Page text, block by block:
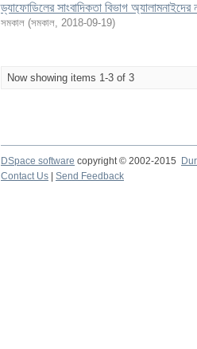
ড্যাফোডিলের সাংবাদিকতা বিভাগ
সমকাল (সমকাল, 2018-09-19)
Now showing items 1-3 of 3
DSpace software copyright © 2002-2015
Contact Us
Send Feedback